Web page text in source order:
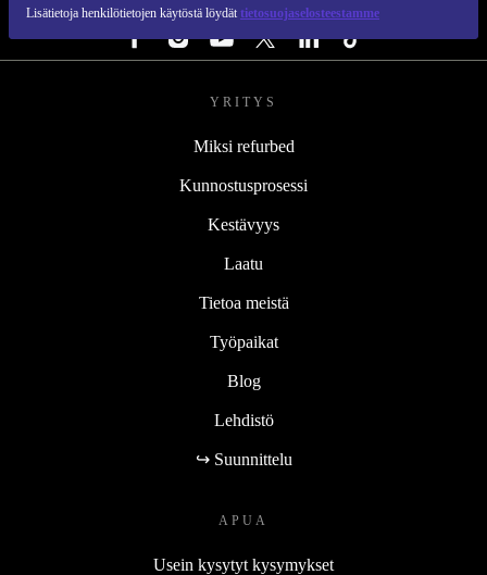
Lisätietoja henkilötietojen käytöstä löydät tietosuojaselosteestamme
YRITYS
Miksi refurbed
Kunnostusprosessi
Kestävyys
Laatu
Tietoa meistä
Työpaikat
Blog
Lehdistö
↪ Suunnittelu
APUA
Usein kysytyt kysymykset